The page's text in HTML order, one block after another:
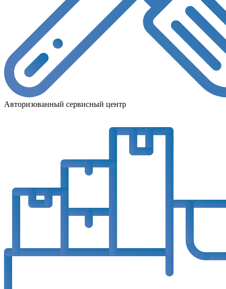
Авторизованный сервисный центр